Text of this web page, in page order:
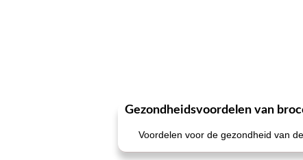
Gezondheidsvoordelen van
Voordelen voor de gezondheid van